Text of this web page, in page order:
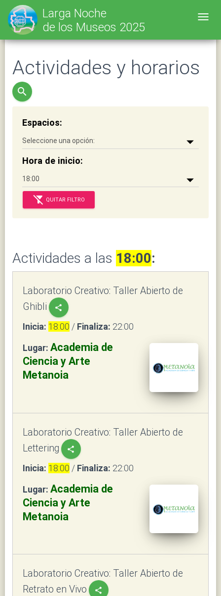
Larga Noche
de los Museos 2025
Actividades y horarios
search
Espacios:
Hora de inicio:
filter_alt_off QUITAR FILTRO
Actividades a las 18:00:
Laboratorio Creativo: Taller Abierto de
Ghibli
share
Inicia: 18:00 / Finaliza: 22:00
Lugar: Academia de
Ciencia y Arte
Metanoia
Laboratorio Creativo: Taller Abierto de
Lettering
share
Inicia: 18:00 / Finaliza: 22:00
Lugar: Academia de
Ciencia y Arte
Metanoia
Laboratorio Creativo: Taller Abierto de
Retrato en Vivo
share